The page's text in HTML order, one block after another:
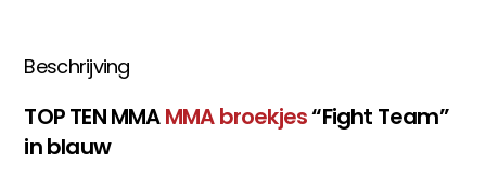
Beschrijving
TOP TEN MMAMMA broekjes“Fight Team”
in blauw